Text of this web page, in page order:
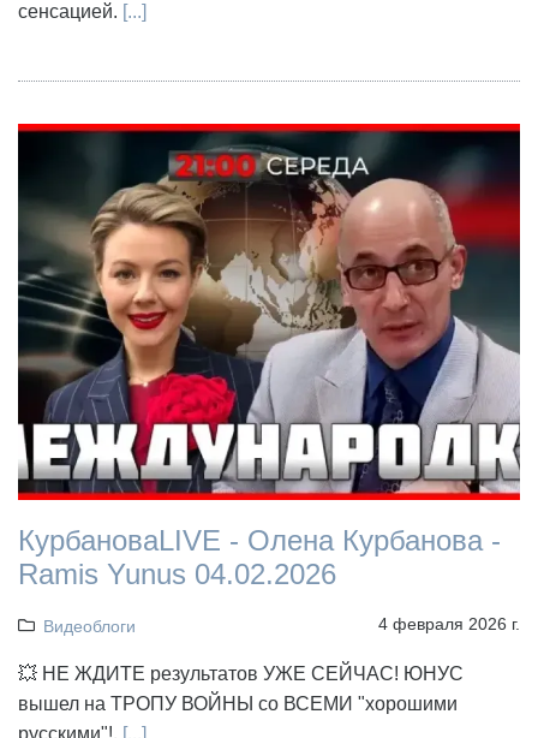
сенсацией. [...]
КурбановаLIVE - Олена Курбанова -
Ramis Yunus 04.02.2026
Видеоблоги 4 февраля 2026 г.
💥 НЕ ЖДИТЕ результатов УЖЕ СЕЙЧАС! ЮНУС
вышел на ТРОПУ ВОЙНЫ со ВСЕМИ "хорошими